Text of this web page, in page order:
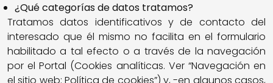
¿Qué categorías de datos tratamos?
Tratamos datos identificativos y de contacto del
interesado que él mismo no facilita en el formulario
habilitado a tal efecto o a través de la navegación
por el Portal (Cookies analíticas. Ver “Navegación en